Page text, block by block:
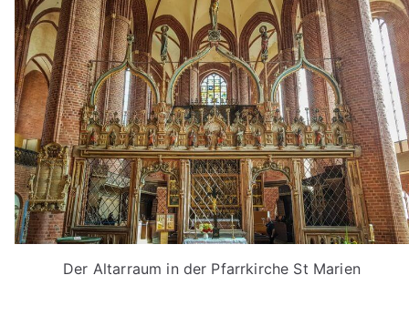
Der Altarraum in der Pfarrkirche St Marien